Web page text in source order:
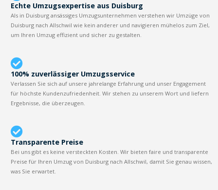
Echte Umzugsexpertise aus Duisburg
Als in Duisburg ansässiges Umzugsunternehmen verstehen wir Umzüge von
Duisburg nach Allschwil wie kein anderer und navigieren mühelos zum Ziel,
um Ihren Umzug effizient und sicher zu gestalten.
100% zuverlässiger Umzugsservice
Verlassen Sie sich auf unsere jahrelange Erfahrung und unser Engagement
für höchste Kundenzufriedenheit. Wir stehen zu unserem Wort und liefern
Ergebnisse, die überzeugen.
Transparente Preise
Bei uns gibt es keine versteckten Kosten. Wir bieten faire und transparente
Preise für Ihren Umzug von Duisburg nach Allschwil, damit Sie genau wissen,
was Sie erwartet.